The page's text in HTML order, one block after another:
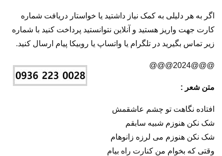
اگر به هر دلیلی به کمک نیاز داشتید یا خواستار دریافت شماره
کارت جهت واریز هستید و آنلاین نتوانستید پرداخت کنید با شماره
زیر تماس بگیرید در تلگرام یا واتساپ یا روبیکا پیام ارسال کنید.
@@@2024@@@
متن شعر :
افتاده نگاهت تو چشم عاشقمش
شک نکن هنوزم شبیه سابقم
شک نکن هنوزم می لرزه زانوهام
وقتی که بخوام من کنارت راه بیام